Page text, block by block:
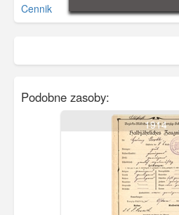
Cennik
Podobne zasoby:
1914